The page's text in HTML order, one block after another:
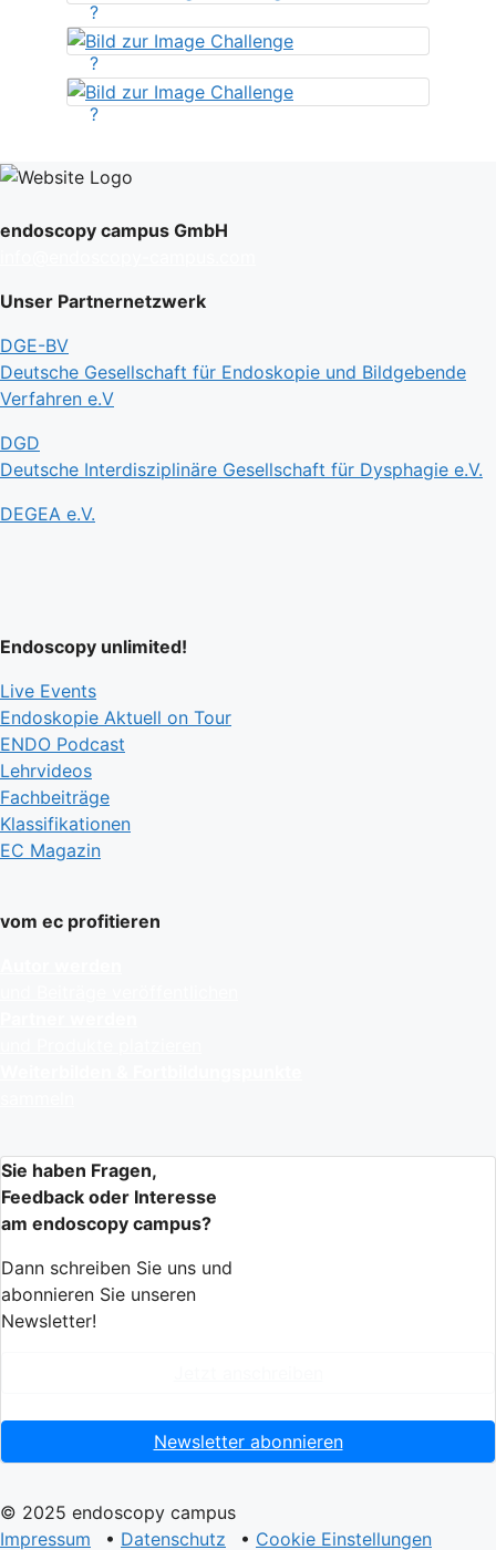
?
?
?
endoscopy campus GmbH
Unser Partnernetzwerk
DGE-BV
Deutsche Gesellschaft für Endoskopie und Bildgebende
Verfahren e.V
DGD
Deutsche Interdisziplinäre Gesellschaft für Dysphagie e.V.
DEGEA e.V.
Endoscopy unlimited!
Live Events
Endoskopie Aktuell on Tour
ENDO Podcast
Lehrvideos
Fachbeiträge
Klassifikationen
EC Magazin
vom ec profitieren
Sie haben Fragen,
Feedback oder Interesse
am endoscopy campus?
Dann schreiben Sie uns und
abonnieren Sie unseren
Newsletter!
Newsletter abonnieren
© 2025 endoscopy campus
Impressum
• Datenschutz • Cookie Einstellungen